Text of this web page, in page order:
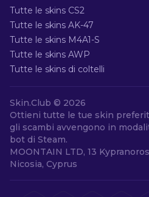
Tutte le skins CS2
Tutte le skins AK-47
Tutte le skins M4A1-S
Tutte le skins AWP
Tutte le skins di coltelli
Skin.Club © 2026
Ottieni tutte le tue skin
gli scambi avvengono in
bot di Steam.
MOONTAIN LTD, 13
Nicosia, Cyprus